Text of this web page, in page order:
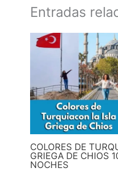
Entradas
COLORES DE
GRIEGA DE CHIOS
NOCHES